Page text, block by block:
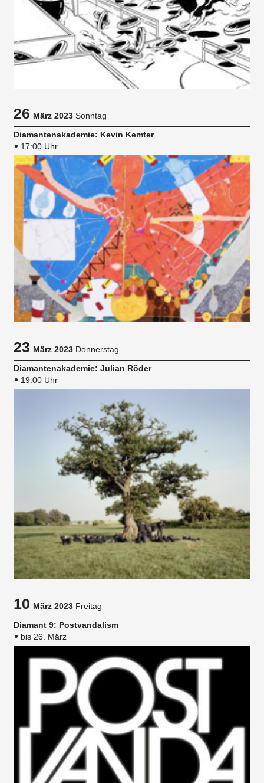
26März 2023 Sonntag
Diamantenakademie: Kevin Kemter
17:00 Uhr
23März 2023 Donnerstag
Diamantenakademie: Julian Röder
19:00 Uhr
10März 2023 Freitag
Diamant 9: Postvandalism
bis 26. März